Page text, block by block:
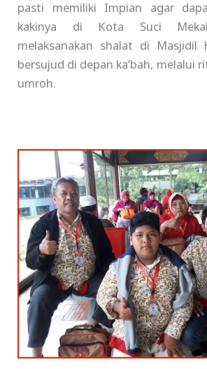
pasti memiliki Impian agar
kakinya di Kota Suci
melaksanakan shalat di Masjidil
bersujud di depan ka’bah, melalui
umroh.